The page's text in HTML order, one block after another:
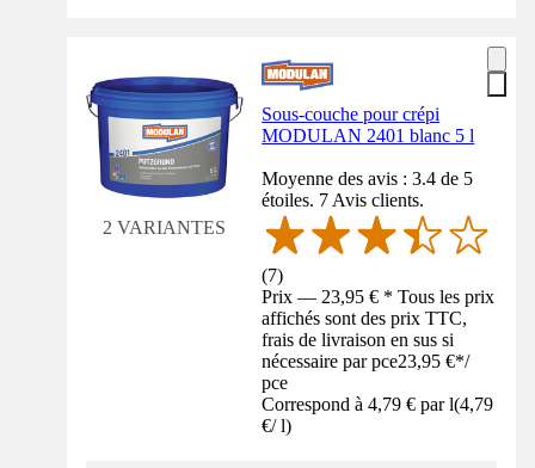
2 VARIANTES
Sous-couche pour crépi
MODULAN 2401 blanc 5 l
Moyenne des avis : 3.4 de 5
étoiles. 7 Avis clients.
(7)
Prix — 23,95 € * Tous les prix
affichés sont des prix TTC,
frais de livraison en sus si
nécessaire par pce23,95 €*/
pce
Correspond à 4,79 € par l(4,79
€/ l)